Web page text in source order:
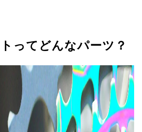
ってどんなパーツ？